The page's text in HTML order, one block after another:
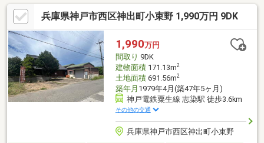
部分の欠陥や・腐食、給排水管の故障や漏水についてお引渡しよ
り２年間保証。・シロアリ防除工事施工後5年間保証。【周辺施
設】・広野小学校まで約1400ｍ（徒歩約18分）・三木東中学校ま
で約900ｍ（徒歩約12分）・マルアイ三木さつき台店まで約330ｍ
（徒歩5分）・セブンイレブン三木小林東店まで約650ｍ（徒歩9
分）・志…
兵庫県神戸市西区神出町小束野 1,990万円 9DK
1,990万円
間取り 9DK
建物面積171.13m2
土地面積691.56m2
築年月 1979年4月(築47年5ヶ月)
神戸電鉄粟生線 志染駅 徒歩3.6km
その他の交通
兵庫県神戸市西区神出町小束野